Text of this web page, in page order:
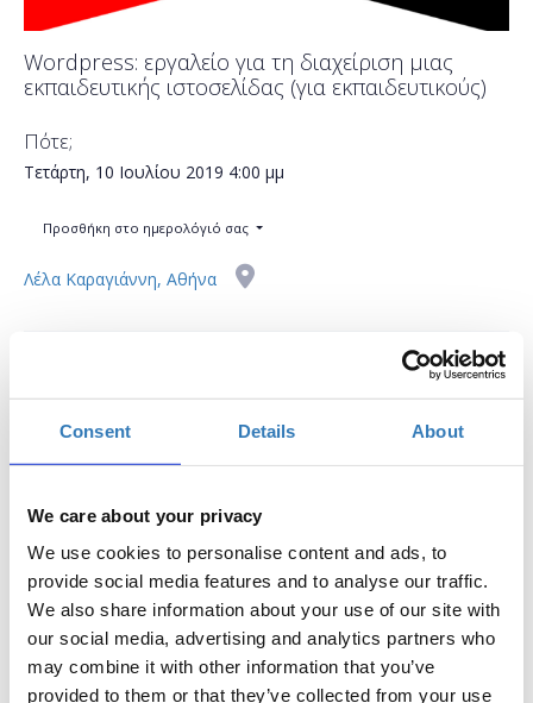
Consent Details About
We care about your privacy
We use cookies to personalise content and ads, to
provide social media features and to analyse our traffic.
We also share information about your use of our site with
our social media, advertising and analytics partners who
may combine it with other information that you’ve
provided to them or that they’ve collected from your use
Wordpress: εργαλείο για τη διαχείριση μιας
εκπαιδευτικής ιστοσελίδας (για εκπαιδευτικούς)
Πότε;
Τετάρτη, 10 Ιουλίου 2019 4:00 μμ
Προσθήκη στο ημερολόγιό σας
Λέλα Καραγιάννη, Αθήνα
Η περίοδος εγγραφών έχει λήξει.
Το σεμινάριο απευθύνεται σε εκπαιδευτικούς Α/θμιας και
Β/θμιας Εκπαίδευσης (Δημόσιας και Ιδιωτικής) οι οποίοι
επιθυμούν να εξοικειωθούν με ψηφιακά εργαλεία τα οποία
προωθούν και βελτιώνουν το επίπεδο της διαδικτυακής
μάθησης. Οι συμμετέχοντες θα μάθουν πως μπορούν να